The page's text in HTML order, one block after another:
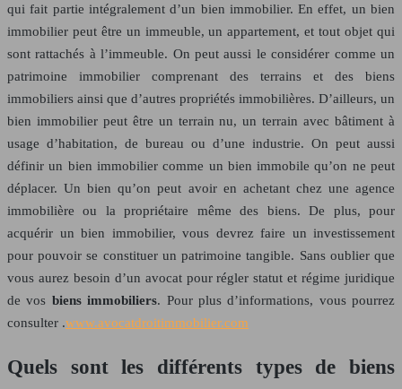
qui fait partie intégralement d’un bien immobilier. En effet, un bien
immobilier peut être un immeuble, un appartement, et tout objet qui
sont rattachés à l’immeuble. On peut aussi le considérer comme un
patrimoine immobilier comprenant des terrains et des biens
immobiliers ainsi que d’autres propriétés immobilières. D’ailleurs, un
bien immobilier peut être un terrain nu, un terrain avec bâtiment à
usage d’habitation, de bureau ou d’une industrie. On peut aussi
définir un bien immobilier comme un bien immobile qu’on ne peut
déplacer. Un bien qu’on peut avoir en achetant chez une agence
immobilière ou la propriétaire même des biens. De plus, pour
acquérir un bien immobilier, vous devrez faire un investissement
pour pouvoir se constituer un patrimoine tangible. Sans oublier que
vous aurez besoin d’un avocat pour régler statut et régime juridique
de vos biens immobiliers. Pour plus d’informations, vous pourrez
consulter .www.avocatdroitimmobilier.com
Quels sont les différents types de biens